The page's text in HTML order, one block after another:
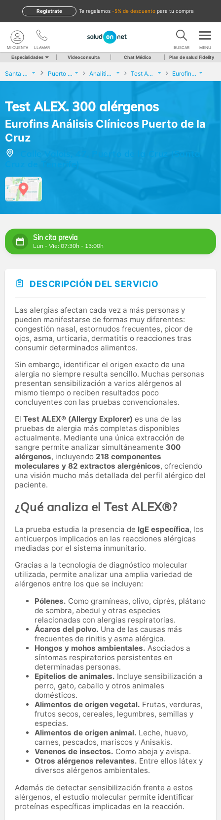
te regalamos -5% de descuento para tu compra
Regístrate
LLAMAR
MI CUENTA BUSCAR MENU
Especialidades Videoconsulta Chat Médico Plan de salud Fidelity
Santa Cruz de Tenerife Puerto de la Cruz Analíticas y Genética Test ALEX. 300 alérgenos Eurofins Análisis Clínicos Puerto de la Cruz
Test ALEX. 300 alérgenos
Eurofins Análisis Clínicos Puerto de la
Cruz
Calle Valois, 47, Puerto de la Cruz (Santa
Sin cita previa
Lun - Vie: 07:30h - 13:00h
DESCRIPCIÓN DEL SERVICIO
Las alergias afectan cada vez a más personas y
pueden manifestarse de formas muy diferentes:
congestión nasal, estornudos frecuentes, picor de
ojos, asma, urticaria, dermatitis o reacciones tras
consumir determinados alimentos.
Sin embargo, identificar el origen exacto de una
alergia no siempre resulta sencillo. Muchas personas
presentan sensibilización a varios alérgenos al
mismo tiempo o reciben resultados poco
concluyentes con las pruebas convencionales.
El Test ALEX® (Allergy Explorer) es una de las
pruebas de alergia más completas disponibles
actualmente. Mediante una única extracción de
sangre permite analizar simultáneamente 300
alérgenos, incluyendo 218 componentes
moleculares y 82 extractos alergénicos, ofreciendo
una visión mucho más detallada del perfil alérgico del
paciente.
¿Qué analiza el Test ALEX®?
La prueba estudia la presencia de IgE específica, los
anticuerpos implicados en las reacciones alérgicas
mediadas por el sistema inmunitario.
Gracias a la tecnología de diagnóstico molecular
utilizada, permite analizar una amplia variedad de
alérgenos entre los que se incluyen:
Pólenes. Como gramíneas, olivo, ciprés, plátano
de sombra, abedul y otras especies
relacionadas con alergias respiratorias.
Ácaros del polvo. Una de las causas más
frecuentes de rinitis y asma alérgica.
Hongos y mohos ambientales. Asociados a
síntomas respiratorios persistentes en
determinadas personas.
Epitelios de animales. Incluye sensibilización a
perro, gato, caballo y otros animales
domésticos.
Alimentos de origen vegetal. Frutas, verduras,
frutos secos, cereales, legumbres, semillas y
especias.
Alimentos de origen animal. Leche, huevo,
carnes, pescados, mariscos y Anisakis.
Venenos de insectos. Como abeja y avispa.
Otros alérgenos relevantes. Entre ellos látex y
diversos alérgenos ambientales.
Además de detectar sensibilización frente a estos
alérgenos, el estudio molecular permite identificar
proteínas específicas implicadas en la reacción.